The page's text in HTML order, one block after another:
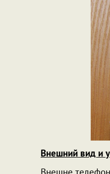
Внешний вид и